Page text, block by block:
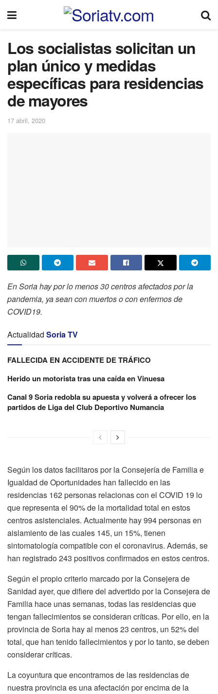
Los socialistas solicitan un
plan único y medidas
específicas para residencias
de mayores
17 abril, 2020
En Soria hay por lo menos 30 centros afectados por la
pandemia, ya sean con muertos o con enfermos de
COVID19.
Actualidad Soria TV
FALLECIDA EN ACCIDENTE DE TRÁFICO
Herido un motorista tras una caída en Vinuesa
Canal 9 Soria redobla su apuesta y volverá a ofrecer los
partidos de Liga del Club Deportivo Numancia
Según los datos facilitaros por la Consejería de Familia e
Igualdad de Oportunidades han fallecido en las
residencias 162 personas relacionas con el COVID 19 lo
que representa el 90% de la mortalidad total en estos
centros asistenciales. Actualmente hay 994 personas en
aislamiento de las cuales 145, un 15%, tienen
sintomatología compatible con el coronavirus. Además, se
han registrado 243 positivos confirmados en estos centros.
Según el propio criterio marcado por la Consejera de
Sanidad ayer, que difiere del advertido por la Consejera de
Familia hace unas semanas, todas las residencias que
tengan fallecimientos se consideran críticas. Por ello, en la
provincia de Soria hay al menos 23 centros, un 52% del
total, que han tenido fallecimientos y por lo tanto, se deben
considerar críticas.
La coyuntura que encontramos de las residencias de
nuestra provincia es una afectación por encima de la